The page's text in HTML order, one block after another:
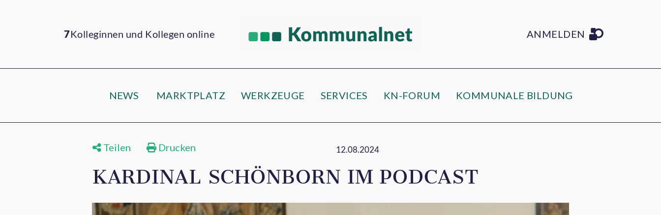
7Kolleginnen und Kollegen online ANMELDEN
NEWS MARKTPLATZ WERKZEUGE SERVICES KN-FORUM KOMMUNALE BILDUNG
Teilen Drucken 12.08.2024
KARDINAL SCHÖNBORN IM PODCAST